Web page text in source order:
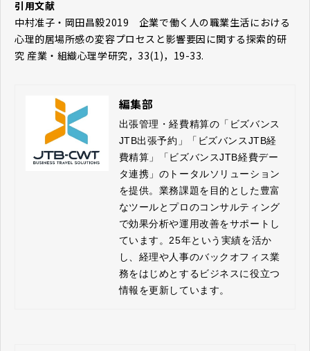
引用文献
中村准子・岡田昌毅2019 企業で働く人の職業生活における
心理的居場所感の変容プロセスと影響要因に関する探索的研
究 産業・組織心理学研究，33(1)，19-33.
編集部
出張管理・経費精算の「ビズバンス
JTB出張予約」「ビズバンスJTB経
費精算」「ビズバンスJTB経費デー
タ連携」のトータルソリューション
を提供。業務課題を目的とした豊富
なツールとプロのコンサルティング
で効果分析や運用改善をサポートし
ています。25年という実績を活か
し、経理や人事のバックオフィス業
務をはじめとするビジネスに役立つ
情報を更新しています。